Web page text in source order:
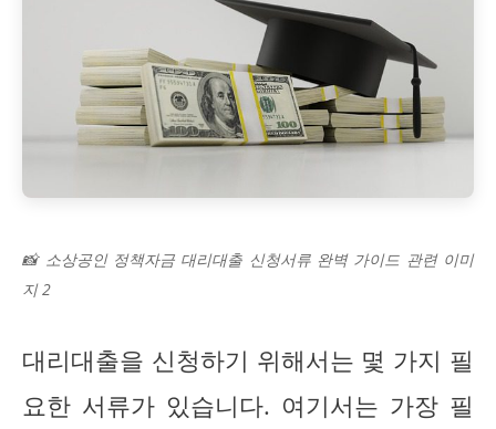
📸 소상공인 정책자금 대리대출 신청서류 완벽 가이드 관련 이미
지 2
대리대출을 신청하기 위해서는 몇 가지 필
요한 서류가 있습니다. 여기서는 가장 필